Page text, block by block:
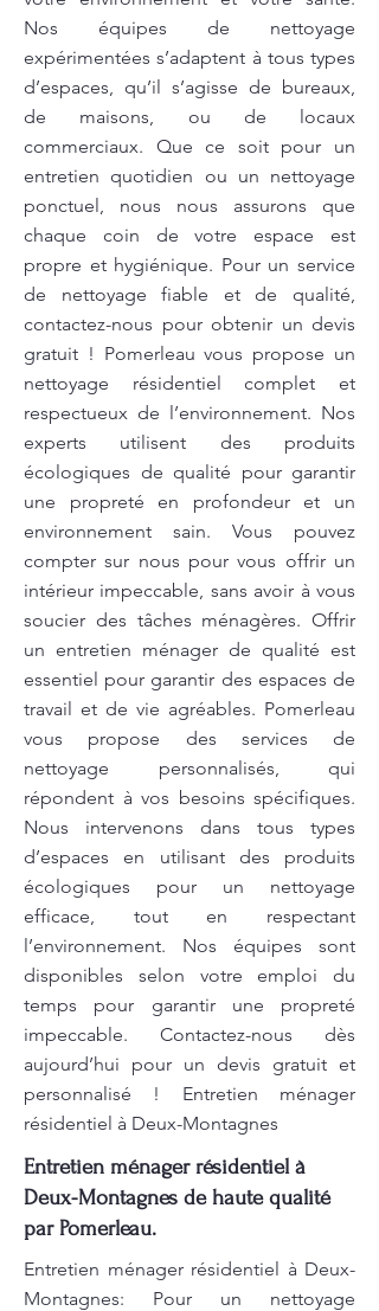
Nos équipes de nettoyage
expérimentées s’adaptent à tous types
d’espaces, qu’il s’agisse de bureaux,
de maisons, ou de locaux
commerciaux. Que ce soit pour un
entretien quotidien ou un nettoyage
ponctuel, nous nous assurons que
chaque coin de votre espace est
propre et hygiénique. Pour un service
de nettoyage fiable et de qualité,
contactez-nous pour obtenir un devis
gratuit ! Pomerleau vous propose un
nettoyage résidentiel complet et
respectueux de l’environnement. Nos
experts utilisent des produits
écologiques de qualité pour garantir
une propreté en profondeur et un
environnement sain. Vous pouvez
compter sur nous pour vous offrir un
intérieur impeccable, sans avoir à vous
soucier des tâches ménagères. Offrir
un entretien ménager de qualité est
essentiel pour garantir des espaces de
travail et de vie agréables. Pomerleau
vous propose des services de
nettoyage personnalisés, qui
répondent à vos besoins spécifiques.
Nous intervenons dans tous types
d’espaces en utilisant des produits
écologiques pour un nettoyage
efficace, tout en respectant
l’environnement. Nos équipes sont
disponibles selon votre emploi du
temps pour garantir une propreté
impeccable. Contactez-nous dès
aujourd’hui pour un devis gratuit et
personnalisé ! Entretien ménager
résidentiel à Deux-Montagnes
Entretien ménager résidentiel à
Deux-Montagnes de haute qualité
par Pomerleau.
Entretien ménager résidentiel à Deux-
Montagnes: Pour un nettoyage